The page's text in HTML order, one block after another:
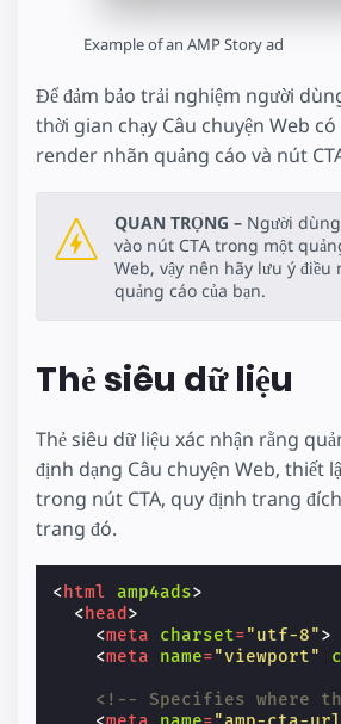
Example of an AMP Story ad
Để đảm bảo trải nghiệm người
thời gian chạy Câu chuyện Web
render nhãn quảng cáo và nút
QUAN TRỌNG – Người
vào nút CTA trong một
Web, vậy nên hãy lưu ý
quảng cáo của bạn.
Thẻ siêu dữ liệu
Thẻ siêu dữ liệu xác nhận rằng
định dạng Câu chuyện Web, thiết
trong nút CTA, quy định trang
trang đó.
< html amp4ads>
< head >
<meta charset="utf-8">
<meta name="viewport"
<!-- Specifies where